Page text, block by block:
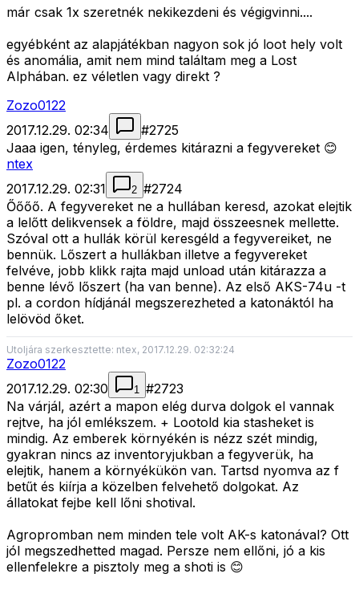
már csak 1x szeretnék nekikezdeni és végigvinni....
egyébként az alapjátékban nagyon sok jó loot hely volt
és anomália, amit nem mind találtam meg a Lost
Alphában. ez véletlen vagy direkt ?
Zozo0122
2017.12.29. 02:34
#2725
Jaaa igen, tényleg, érdemes kitárazni a fegyvereket 😊
ntex
2017.12.29. 02:31
2 #2724
Őőőő. A fegyvereket ne a hullában keresd, azokat elejtik
a lelőtt delikvensek a földre, majd összeesnek mellette.
Szóval ott a hullák körül keresgéld a fegyvereiket, ne
bennük. Lőszert a hullákban illetve a fegyvereket
felvéve, jobb klikk rajta majd unload után kitárazza a
benne lévő lőszert (ha van benne). Az első AKS-74u -t
pl. a cordon hídjánál megszerezheted a katonáktól ha
lelövöd őket.
Utoljára szerkesztette: ntex, 2017.12.29. 02:32:24
Zozo0122
2017.12.29. 02:30
1 #2723
Na várjál, azért a mapon elég durva dolgok el vannak
rejtve, ha jól emlékszem. + Lootold kia stasheket is
mindig. Az emberek környékén is nézz szét mindig,
gyakran nincs az inventoryjukban a fegyverük, ha
elejtik, hanem a környékükön van. Tartsd nyomva az f
betűt és kiírja a közelben felvehető dolgokat. Az
állatokat fejbe kell lőni shotival.
Agropromban nem minden tele volt AK-s katonával? Ott
jól megszedhetted magad. Persze nem ellőni, jó a kis
ellenfelekre a pisztoly meg a shoti is 😊